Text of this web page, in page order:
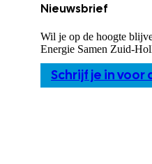
Nieuwsbrief
Wil je op de hoogte
Energie Samen Zuid-
Schrijf je in voor